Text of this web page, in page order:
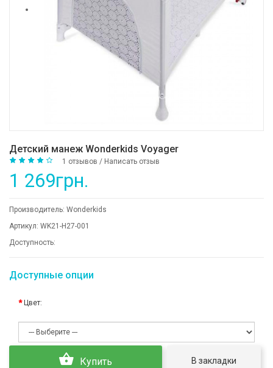
Детский манеж Wonderkids Voyager
1 отзывов / Написать отзыв
1 269грн.
Производитель: Wonderkids
Артикул: WK21-H27-001
Доступность:
Доступные опции
Цвет:
Купить В закладки